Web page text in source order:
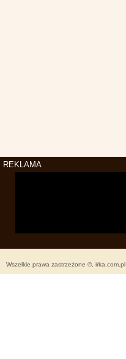
REKLAMA
Wszelkie prawa zastrzeżone ©, irka.com.pl